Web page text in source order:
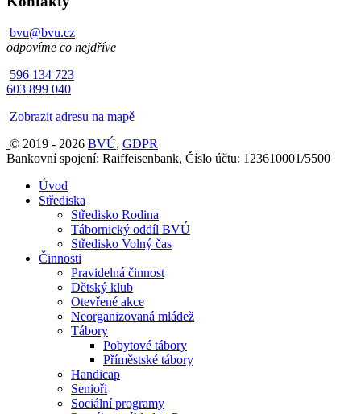
bvu@bvu.cz
odpovíme co nejdříve
596 134 723
603 899 040
Zobrazit adresu na mapě
© 2019 - 2026 BVÚ, GDPR
Bankovní spojení: Raiffeisenbank, Číslo účtu: 123610001/5500
Úvod
Střediska
Středisko Rodina
Tábornický oddíl BVÚ
Středisko Volný čas
Činnosti
Pravidelná činnost
Dětský klub
Otevřené akce
Neorganizovaná mládež
Tábory
Pobytové tábory
Příměstské tábory
Handicap
Senioři
Sociální programy